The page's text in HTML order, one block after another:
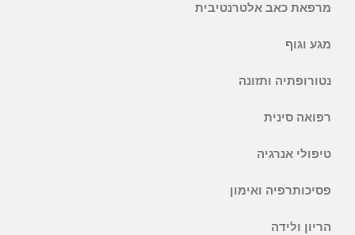
מרפאת כאב אלטרנטיבית
מגע וגוף
נטורופתיה ותזונה
רפואה סינית
טיפולי אנרגיה
פסיכותרפיה ואימון
הריון ולידה